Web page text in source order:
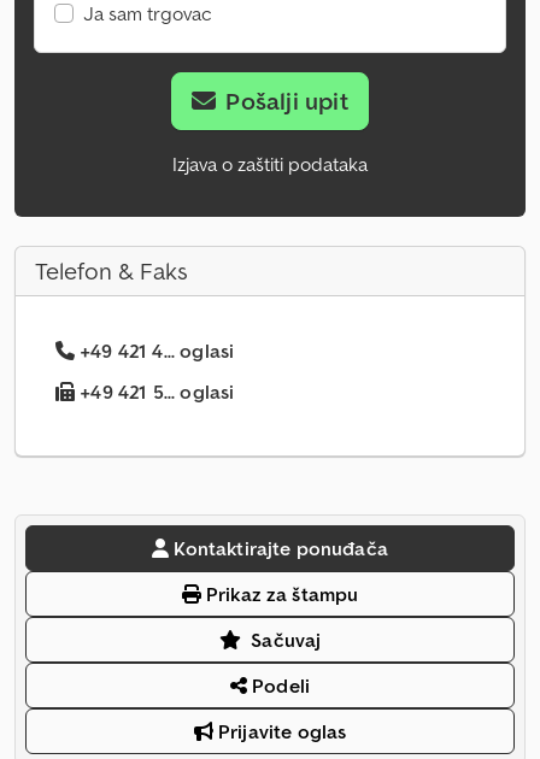
Ja sam trgovac
Pošalji upit
Izjava o zaštiti podataka
Telefon & Faks
+49 421 4... oglasi
+49 421 5... oglasi
Kontaktirajte ponuđača
Prikaz za štampu
Sačuvaj
Podeli
Prijavite oglas